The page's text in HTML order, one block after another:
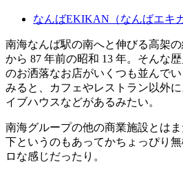
なんばEKIKAN（なんばエキ
南海なんば駅の南へと伸びる高架
から 87 年前の昭和 13 年。そんな
のお洒落なお店がいくつも並んで
みると、カフェやレストラン以外
イブハウスなどがあるみたい。
南海グループの他の商業施設とは
下というのもあってかちょっぴり
ロな感じだったり。